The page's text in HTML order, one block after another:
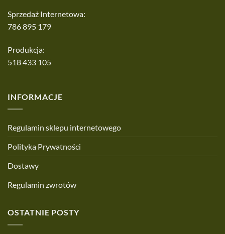
Sprzedaż Internetowa:
786 895 179
Produkcja:
518 433 105
INFORMACJE
Regulamin sklepu internetowego
Polityka Prywatności
Dostawy
Regulamin zwrotów
OSTATNIE POSTY